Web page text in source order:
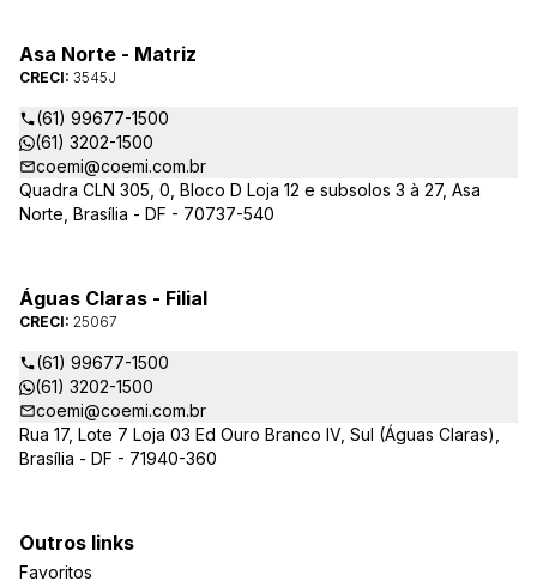
Asa Norte - Matriz
CRECI: 3545J
(61) 99677-1500
(61) 3202-1500
coemi@coemi.com.br
Quadra CLN 305, 0, Bloco D Loja 12 e subsolos 3 à 27, Asa
Norte, Brasília - DF - 70737-540
Águas Claras - Filial
CRECI: 25067
(61) 99677-1500
(61) 3202-1500
coemi@coemi.com.br
Rua 17, Lote 7 Loja 03 Ed Ouro Branco IV, Sul (Águas Claras),
Brasília - DF - 71940-360
Outros links
Favoritos